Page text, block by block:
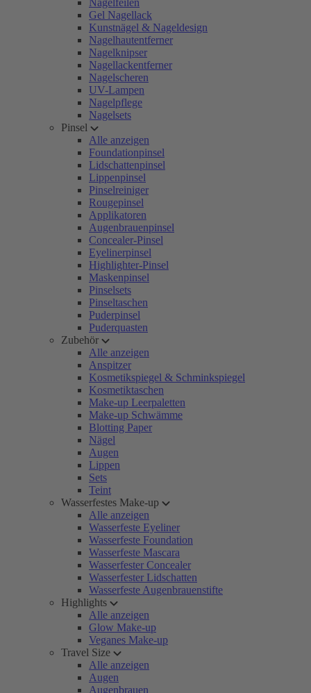
Nagelfeilen
Gel Nagellack
Kunstnägel & Nageldesign
Nagelhautentferner
Nagelknipser
Nagellackentferner
Nagelscheren
UV-Lampen
Nagelpflege
Nagelsets
Pinsel
Alle anzeigen
Foundationpinsel
Lidschattenpinsel
Lippenpinsel
Pinselreiniger
Rougepinsel
Applikatoren
Augenbrauenpinsel
Concealer-Pinsel
Eyelinerpinsel
Highlighter-Pinsel
Maskenpinsel
Pinselsets
Pinseltaschen
Puderpinsel
Puderquasten
Zubehör
Alle anzeigen
Anspitzer
Kosmetikspiegel & Schminkspiegel
Kosmetiktaschen
Make-up Leerpaletten
Make-up Schwämme
Blotting Paper
Nägel
Augen
Lippen
Sets
Teint
Wasserfestes Make-up
Alle anzeigen
Wasserfeste Eyeliner
Wasserfeste Foundation
Wasserfeste Mascara
Wasserfester Concealer
Wasserfester Lidschatten
Wasserfeste Augenbrauenstifte
Highlights
Alle anzeigen
Glow Make-up
Veganes Make-up
Travel Size
Alle anzeigen
Augen
Augenbrauen